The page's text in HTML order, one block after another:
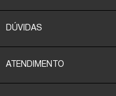
DÚVIDAS
ATENDIMENTO